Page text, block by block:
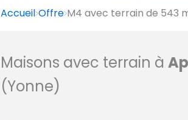
Accueil Offre M4 avec terrain de 543
Maisons avec terrain à
(Yonne)